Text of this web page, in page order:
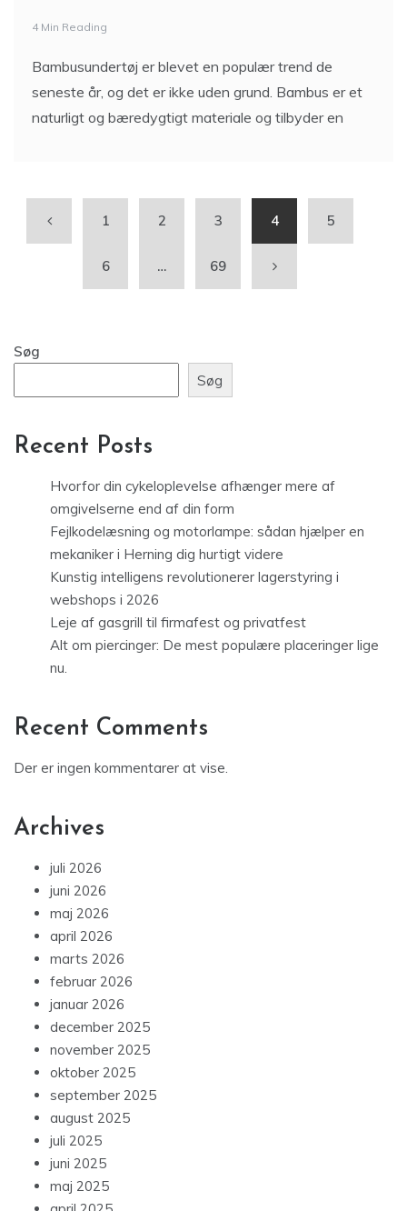
4 Min Reading
Bambusundertøj er blevet en populær trend de
seneste år, og det er ikke uden grund. Bambus er et
naturligt og bæredygtigt materiale og tilbyder en
1 2 3 4 5
6 … 69
Søg
Søg
Recent Posts
Hvorfor din cykeloplevelse afhænger mere af
omgivelserne end af din form
Fejlkodelæsning og motorlampe: sådan hjælper en
mekaniker i Herning dig hurtigt videre
Kunstig intelligens revolutionerer lagerstyring i
webshops i 2026
Leje af gasgrill til firmafest og privatfest
Alt om piercinger: De mest populære placeringer lige
nu.
Recent Comments
Der er ingen kommentarer at vise.
Archives
juli 2026
juni 2026
maj 2026
april 2026
marts 2026
februar 2026
januar 2026
december 2025
november 2025
oktober 2025
september 2025
august 2025
juli 2025
juni 2025
maj 2025